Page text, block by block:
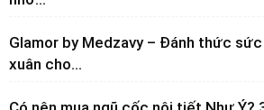
Glamor by Medzavy – Đánh thức
xuân cho...